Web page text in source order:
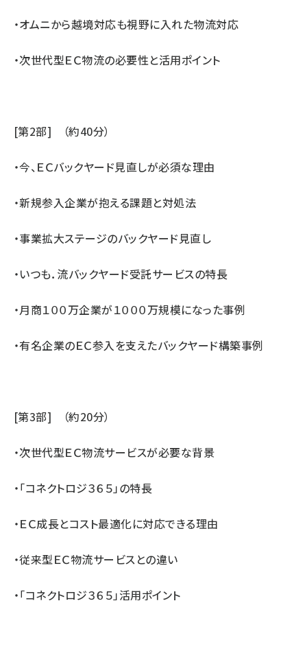
・オムニから越境対応も視野に入れた物流対応
・次世代型ＥＣ物流の必要性と活用ポイント
[第2部] （約40分）
・今、ＥＣバックヤード見直しが必須な理由
・新規参入企業が抱える課題と対処法
・事業拡大ステージのバックヤード見直し
・いつも．流バックヤード受託サービスの特長
・月商１００万企業が１０００万規模になった事例
・有名企業のＥＣ参入を支えたバックヤード構築事例
[第3部] （約20分）
・次世代型ＥＣ物流サービスが必要な背景
・「コネクトロジ３６５」の特長
・ＥＣ成長とコスト最適化に対応できる理由
・従来型ＥＣ物流サービスとの違い
・「コネクトロジ３６５」活用ポイント